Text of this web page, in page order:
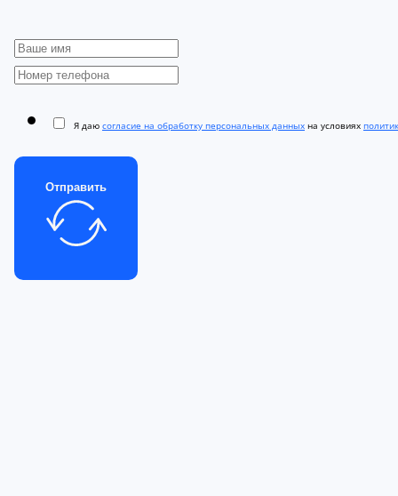
Я даю согласие на обработку персональных данных на условиях
Отправить